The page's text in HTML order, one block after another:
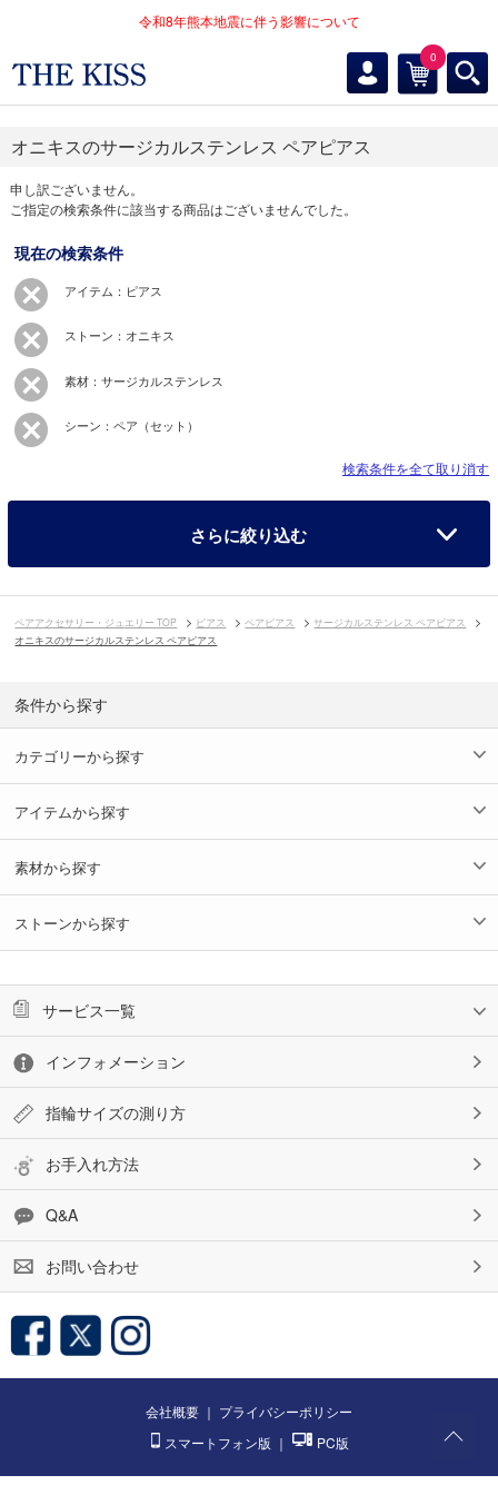
令和8年熊本地震に伴う影響について
0
オニキスのサージカルステンレス ペアピアス
申し訳ございません。
ご指定の検索条件に該当する商品はございませんでした。
現在の検索条件
アイテム：ピアス
ストーン：オニキス
素材：サージカルステンレス
シーン：ペア（セット）
検索条件を全て取り消す
さらに絞り込む
ペアアクセサリー・ジュエリー TOP ピアス ペアピアス
サージカルステンレス ペアピアス
オニキスのサージカルステンレス ペアピアス
条件から探す
カテゴリーから探す
アイテムから探す
素材から探す
ストーンから探す
サービス一覧
インフォメーション
指輪サイズの測り方
お手入れ方法
Q&A
お問い合わせ
会社概要 ｜ プライバシーポリシー
スマートフォン版 ｜ PC版